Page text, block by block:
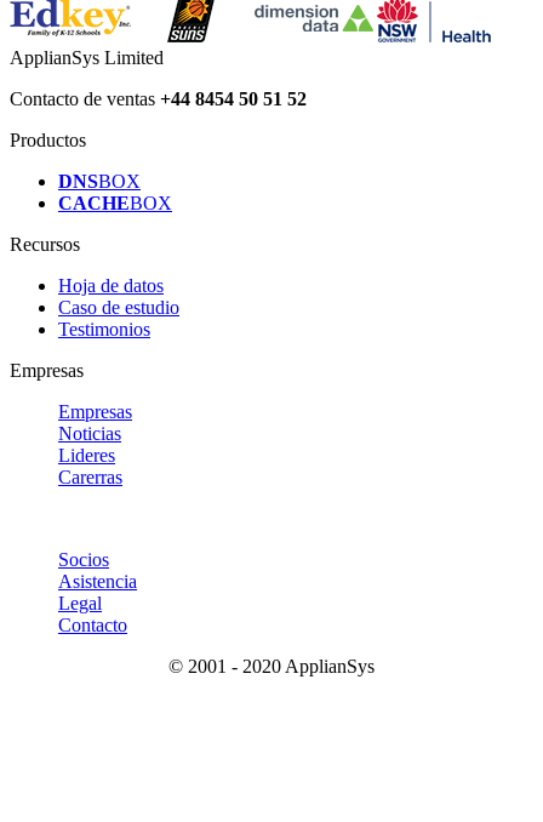
ApplianSys Limited
Contacto de ventas +44 8454 50 51 52
Productos
DNSBOX
CACHEBOX
Recursos
Hoja de datos
Caso de estudio
Testimonios
Empresas
Empresas
Noticias
Lideres
Carerras
Socios
Asistencia
Legal
Contacto
© 2001 - 2020 ApplianSys